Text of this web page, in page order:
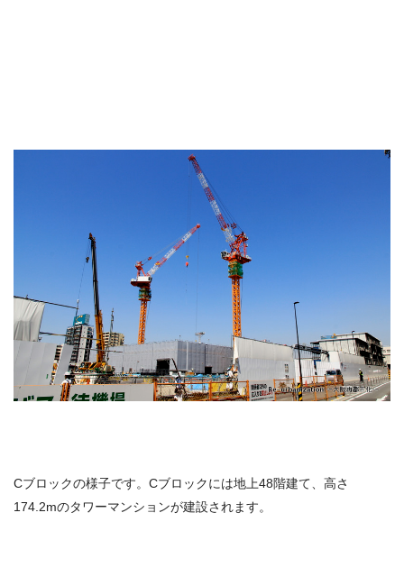
Cブロックの様子です。Cブロックには地上48階建て、高さ
174.2mのタワーマンションが建設されます。